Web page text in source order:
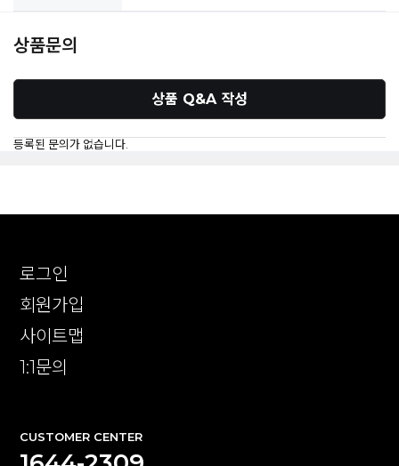
상품문의
상품 Q&A 작성
등록된 문의가 없습니다.
로그인
회원가입
사이트맵
1:1문의
CUSTOMER CENTER